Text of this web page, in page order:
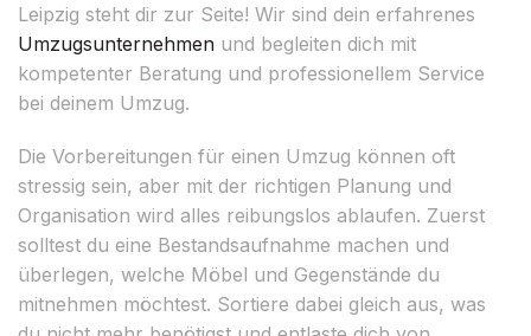
Leipzig steht dir zur Seite! Wir sind dein erfahrenes
Umzugsunternehmen und begleiten dich mit
kompetenter Beratung und professionellem Service
bei deinem Umzug.
Die Vorbereitungen für einen Umzug können oft
stressig sein, aber mit der richtigen Planung und
Organisation wird alles reibungslos ablaufen. Zuerst
solltest du eine Bestandsaufnahme machen und
überlegen, welche Möbel und Gegenstände du
mitnehmen möchtest. Sortiere dabei gleich aus, was